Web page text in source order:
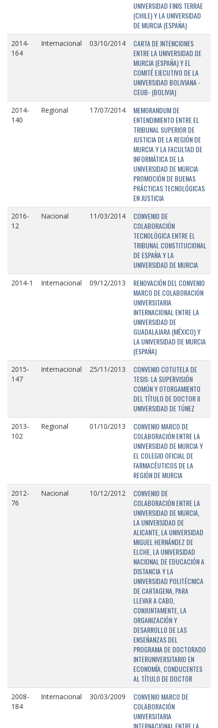
UNIVERSIDAD FINIS TERRAE
(CHILE) Y LA UNIVERSIDAD
DE MURCIA (ESPAÑA)
2014-
164
Internacional 03/10/2014
CARTA DE INTENCIONES
ENTRE LA UNIVERSIDAD DE
MURCIA (ESPAÑA) Y EL
COMITÉ EJECUTIVO DE LA
UNIVERSIDAD BOLIVIANA -
CEUB- (BOLIVIA)
2014-
140
Regional 17/07/2014
MEMORANDUM DE
ENTENDIMIENTO ENTRE EL
TRIBUNAL SUPERIOR DE
JUSTICIA DE LA REGIÓN DE
MURCIA Y LA FACULTAD DE
INFORMÁTICA DE LA
UNIVERSIDAD DE MURCIA:
PROMOCIÓN DE BUENAS
PRÁCTICAS TECNOLÓGICAS
EN JUSTICIA
2016-
12
Nacional 11/03/2014
CONVENIO DE
COLABORACIÓN
TECNOLÓGICA ENTRE EL
TRIBUNAL CONSTITUCIONAL
DE ESPAÑA Y LA
UNIVERSIDAD DE MURCIA
2014-1 Internacional 09/12/2013
RENOVACIÓN DEL CONVENIO
MARCO DE COLABORACIÓN
UNIVERSITARIA
INTERNACIONAL ENTRE LA
UNIVERSIDAD DE
GUADALAJARA (MÉXICO) Y
LA UNIVERSIDAD DE MURCIA
(ESPAÑA)
2015-
147
Internacional 25/11/2013
CONVENIO COTUTELA DE
TESIS: LA SUPERVISIÓN
COMÚN Y OTORGAMIENTO
DEL TÍTULO DE DOCTOR II
UNIVERSIDAD DE TÚNEZ
2013-
102
Regional 01/10/2013
CONVENIO MARCO DE
COLABORACIÓN ENTRE LA
UNIVERSIDAD DE MURCIA Y
EL COLEGIO OFICIAL DE
FARMACÉUTICOS DE LA
REGIÓN DE MURCIA
2012-
76
Nacional 10/12/2012
CONVENIO DE
COLABORACIÓN ENTRE LA
UNIVERSIDAD DE MURCIA,
LA UNIVERSIDAD DE
ALICANTE, LA UNIVERSIDAD
MIGUEL HERNÁNDEZ DE
ELCHE, LA UNIVERSIDAD
NACIONAL DE EDUCACIÓN A
DISTANCIA Y LA
UNIVERSIDAD POLITÉCNICA
DE CARTAGENA, PARA
LLEVAR A CABO,
CONJUNTAMENTE, LA
ORGANIZACIÓN Y
DESARROLLO DE LAS
ENSEÑANZAS DEL
PROGRAMA DE DOCTORADO
INTERUNIVERSITARIO EN
ECONOMÍA, CONDUCENTES
AL TÍTULO DE DOCTOR
2008-
184
Internacional 30/03/2009
CONVENIO MARCO DE
COLABORACIÓN
UNIVERSITARIA
INTERNACIONAL ENTRE LA